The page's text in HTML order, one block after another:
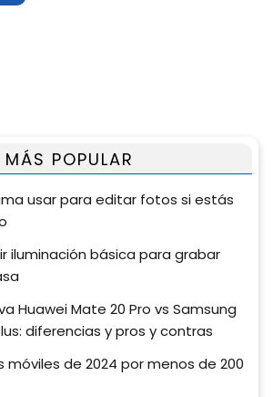
MÁS POPULAR
usar para editar fotos si estás
iluminación básica para grabar
Huawei Mate 20 Pro vs Samsung
diferencias y pros y contras
móviles de 2024 por menos de 200